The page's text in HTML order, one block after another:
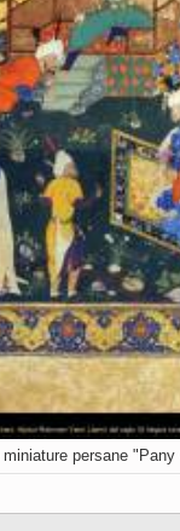
persane "Pany